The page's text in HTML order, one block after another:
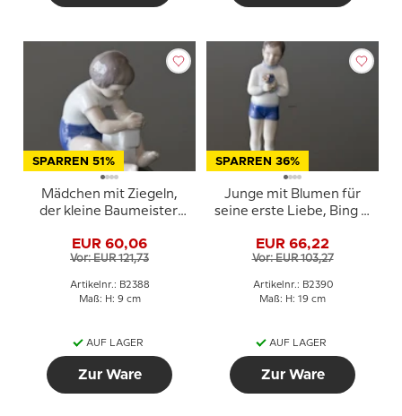
SPARREN 51%
Mädchen mit Ziegeln,
der kleine Baumeister,
Nr. 2388
EUR 60,06
Vor: EUR 121,73
Artikelnr.: B2388
Maß: H: 9 cm
AUF LAGER
Zur Ware
SPARREN 36%
Junge mit Blumen für
seine erste Liebe, Bing &
EUR 66,22
Vor: EUR 103,27
Artikelnr.: B2390
Maß: H: 19 cm
AUF LAGER
Zur Ware